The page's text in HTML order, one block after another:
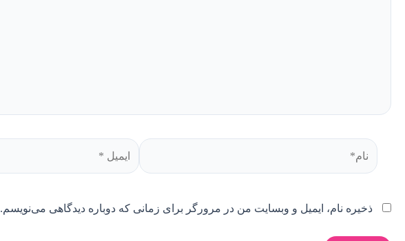
نام*
ایمیل
*
ذخیره نام، ایمیل و وبسایت من در مرورگر برای زمانی که دوباره دیدگاهی می‌نویسم.